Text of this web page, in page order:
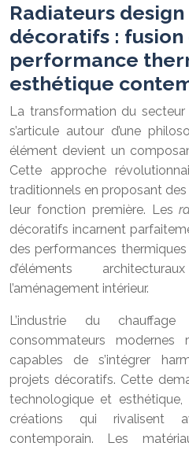
Radiateurs
décoratifs :
performance
esthétique
La transformation du
s’articule autour d’une
élément devient un
Cette approche
traditionnels en proposant
leur fonction première. Les
décoratifs incarnent
des performances
d’éléments
l’aménagement intérieur.
L’industrie du
consommateurs modernes
capables de s’intégrer
projets décoratifs. Cette
technologique et
créations qui rivalisent
contemporain. Les